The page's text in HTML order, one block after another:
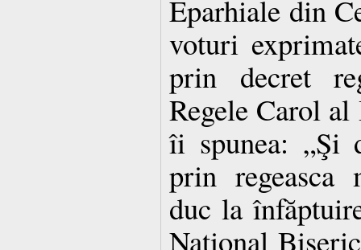
Eparhiale din
voturi
prin decret
Regele Carol
îi spunea: „Şi
prin regeasca
duc la
Naţional